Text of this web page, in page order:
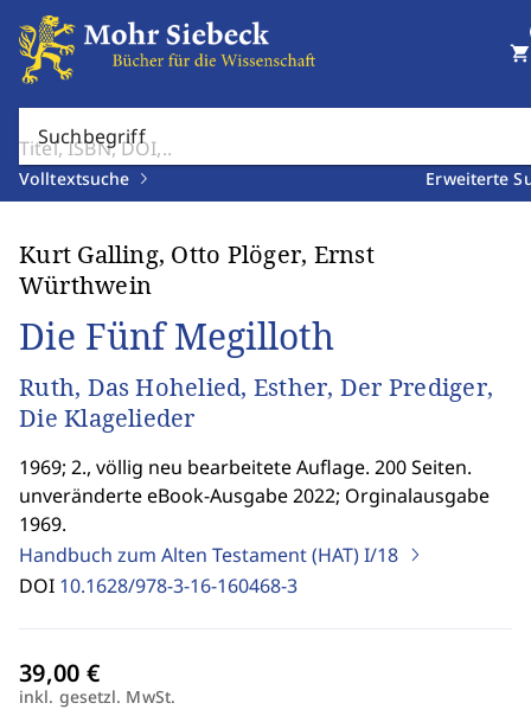
Suchbegriff
Volltextsuche Erweiterte
shopping_cart
Kurt Galling, Otto Plöger, Ernst
Würthwein
Die Fünf Megilloth
Ruth, Das Hohelied, Esther, Der Prediger,
Die Klagelieder
1969; 2., völlig neu bearbeitete Auflage. 200 Seiten.
unveränderte eBook-Ausgabe 2022; Orginalausgabe
1969.
Handbuch zum Alten Testament (HAT)I/18
DOI 10.1628/978-3-16-160468-3
inkl. gesetzl. MwSt.